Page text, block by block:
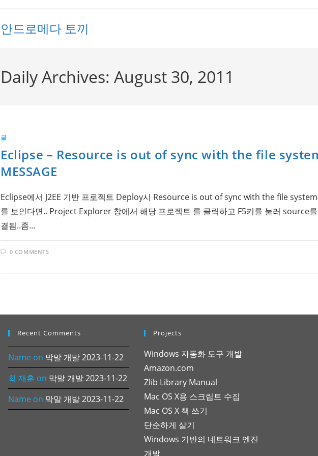
안드로메다 토끼
Daily Archives: August 30, 2011
글
Eclipse – Resource is out of sync with the file
MESSAGE
Eclipse에서 J2EE 기반 프로젝트 Deploy시 Resource is out of sync with the file
를 보인다면.. Project Explorer 창에서 해당 프로젝트 를 클릭하고 F5키를 눌러 source
결됨..좀…
0 COMMENTS
Recent Comments
Name on 막말 개발 2023-11-22
최 재훈 on 막말 개발 2023-11-22
Name on 막말 개발 2023-11-22
Projects
Windows 자동화 도구 개발
Amazon.com
Zlib Library Manual
Mac OS X용 스크립트 수집
Mac OS X 책 쓰기
단순하게 살기
Windows 기반의 네트워크 엔진
개발